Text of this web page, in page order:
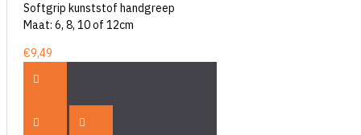
Softgrip kunststof handgreep
Maat: 6, 8, 10 of 12cm
€9,49